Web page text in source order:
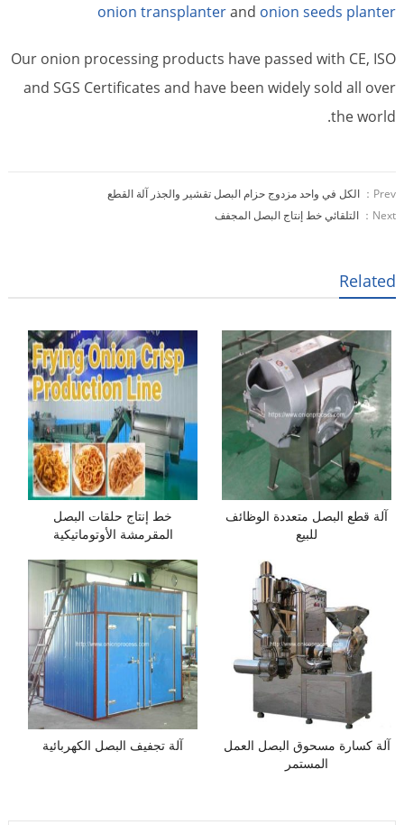
onion transplanterand onion seeds planter
Our onion processing products have passed with CE, ISO
and SGS Certificates and have been widely sold all over
the world.
Prev：
الكل في واحد مزدوج حزام البصل تقشير والجذر آلة القطع
Next：
التلقائي خط إنتاج البصل المجفف
Related
خط إنتاج حلقات البصل
المقرمشة الأوتوماتيكية
آلة قطع البصل متعددة الوظائف
للبيع
آلة تجفيف البصل الكهربائية
آلة كسارة مسحوق البصل العمل
المستمر